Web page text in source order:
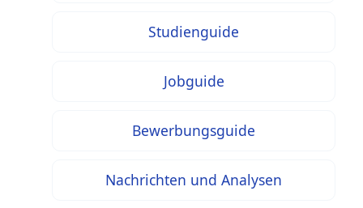
Studienguide
Jobguide
Bewerbungsguide
Nachrichten und Analysen